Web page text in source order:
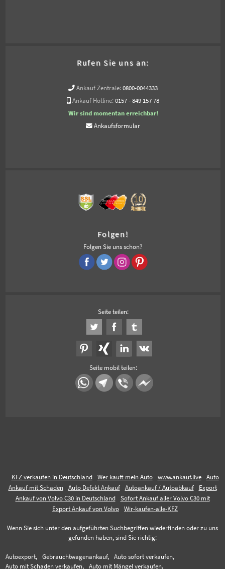
Rufen Sie uns an:
Ankauf Zentrale: 0800-0044333
Ankauf Hotline: 0157 - 849 157 78
Wir sind momentan erreichbar!
Ankaufsformular
Folgen!
Folgen Sie uns schon?
Seite teilen:
Seite mobil teilen:
KFZ verkaufen in Deutschland Wer kauft mein Auto www.ankauf.live
Auto
Ankauf mit Schaden
Auto Defekt Ankauf Autoankauf / Autoabkauf
Export
Ankauf von Volvo C30 in Deutschland
Sofort Ankauf aller Volvo C30 mit
Export Ankauf von Volvo
Wir-kaufen-alle-KFZ
Wenn Sie sich unter den aufgeführten Suchbegriffen wiederfinden oder zu uns
gefunden haben, sind Sie richtig:
Autoexport, Gebrauchtwagenankauf,
Auto sofort verkaufen,
Auto mit Schaden verkaufen,
Auto mit Mängel verkaufen,